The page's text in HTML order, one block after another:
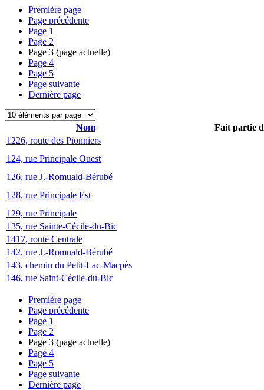
Première page
Page précédente
Page 1
Page 2
Page 3 (page actuelle)
Page 4
Page 5
Page suivante
Dernière page
Nom
Fait partie
1226, route des Pionniers
124, rue Principale Ouest
126, rue J.-Romuald-Bérubé
128, rue Principale Est
129, rue Principale
135, rue Sainte-Cécile-du-Bic
1417, route Centrale
142, rue J.-Romuald-Bérubé
143, chemin du Petit-Lac-Macpès
146, rue Saint-Cécile-du-Bic
Première page
Page précédente
Page 1
Page 2
Page 3 (page actuelle)
Page 4
Page 5
Page suivante
Dernière page